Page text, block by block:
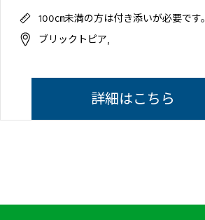
100㎝未満の方は付き添いが必要です。
ブリックトピア,
詳細はこちら